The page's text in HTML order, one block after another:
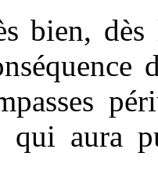
bien,
qui aura